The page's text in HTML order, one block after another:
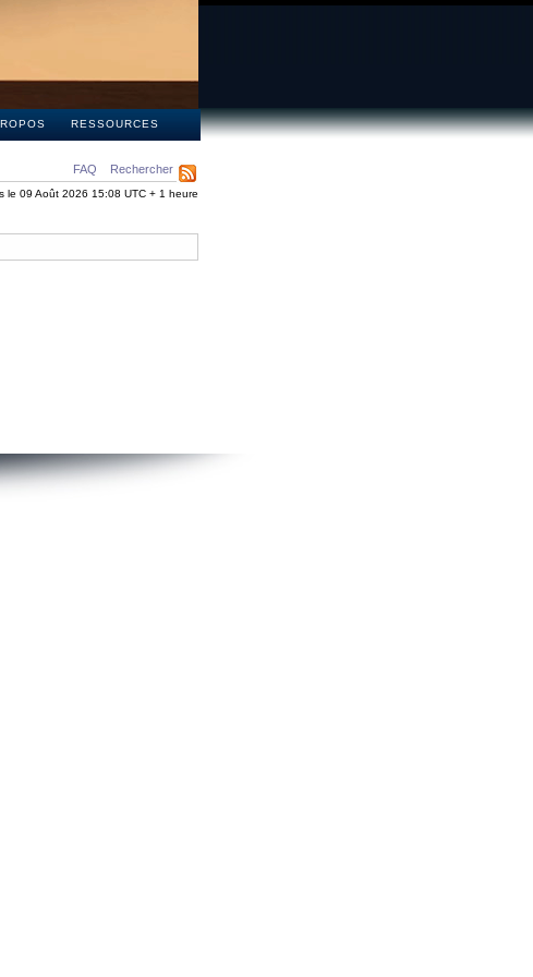
RESSOURCES
FAQ Rechercher
le 09 Août 2026 15:08 UTC + 1 heure